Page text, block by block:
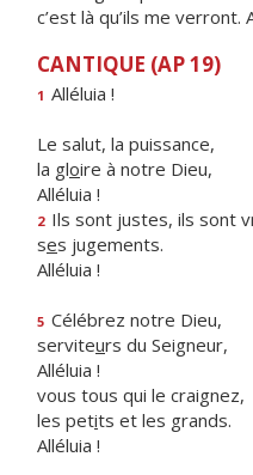
c’est là qu’ils me verront.
CANTIQUE (AP 19)
1 Alléluia !
Le salut, la puissance,
la gloire à notre Dieu,
Alléluia !
2 Ils sont justes, ils sont
ses jugements.
Alléluia !
5 Célébrez notre Dieu,
serviteurs du Seigneur,
Alléluia !
vous tous qui le craignez,
les petits et les grands.
Alléluia !